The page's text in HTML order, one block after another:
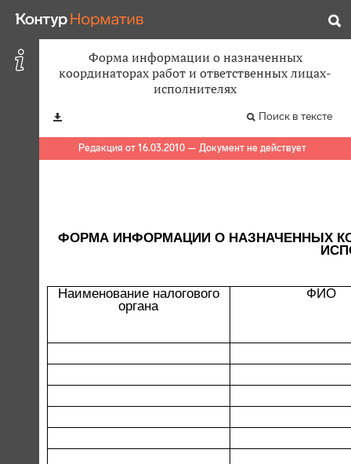
Форма информации о назначенных
координаторах работ и ответственных лицах-
исполнителях
Поиск в тексте
Редакция от 16.03.2010 — Документ не действует
ФОРМА ИНФОРМАЦИИ О НАЗНАЧЕННЫХ
Наименование налогового
органа
ФИО